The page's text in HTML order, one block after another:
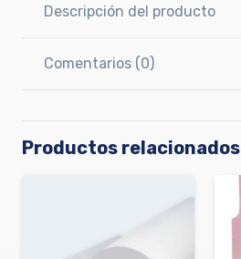
Descripción del producto
Comentarios (0)
Productos relacionados